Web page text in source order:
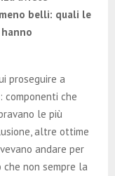
belli: quali le
proseguire a
componenti che
le più
altre ottime
andare per
che non sempre la